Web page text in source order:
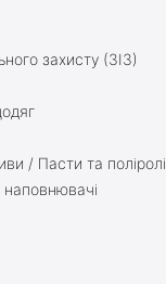
захисту (ЗІЗ)
/ Пасти та поліролі
наповнювачі